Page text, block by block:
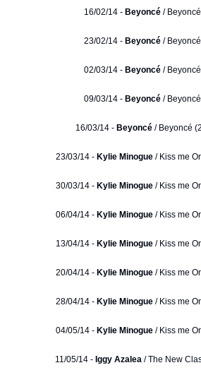
16/02/14 - Beyoncé /
23/02/14 - Beyoncé /
02/03/14 - Beyoncé /
09/03/14 - Beyoncé /
16/03/14 - Beyoncé / Beyoncé
23/03/14 - Kylie Minogue / Kiss me
30/03/14 - Kylie Minogue / Kiss me
06/04/14 - Kylie Minogue / Kiss me
13/04/14 - Kylie Minogue / Kiss me
20/04/14 - Kylie Minogue / Kiss me
28/04/14 - Kylie Minogue / Kiss me
04/05/14 - Kylie Minogue / Kiss me
11/05/14 - Iggy Azalea / The New